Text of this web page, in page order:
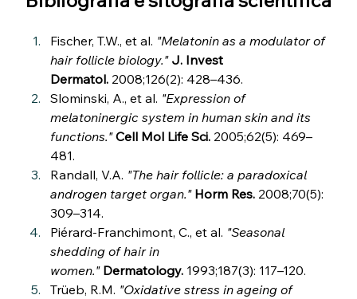
Fischer, T.W., et al. "Melatonin as a modulator of
hair follicle biology." J. Invest
Dermatol. 2008;126(2): 428–436.
Slominski, A., et al. "Expression of
melatoninergic system in human skin and its
functions." Cell Mol Life Sci. 2005;62(5): 469–
481.
Randall, V.A. "The hair follicle: a paradoxical
androgen target organ." Horm Res. 2008;70(5):
309–314.
Piérard-Franchimont, C., et al. "Seasonal
shedding of hair in
women." Dermatology. 1993;187(3): 117–120.
Trüeb, R.M. "Oxidative stress in ageing of